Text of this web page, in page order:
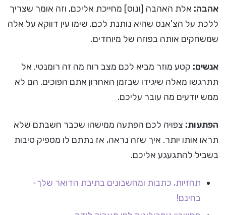
אהבה: אלת האהבה [ונוס] מחייכת אליכם, וזה אומר שצריך
ללכת על הצ'אנס שהיא נותנת לכם. שימו עין דווקא על אלה
שמשחקים אותה בפוזה של מיוחדים.
אנשים: קטע מוזר מביא לכם מצב רוח מה זה רומנטי. אל
תתרגשו מאלה שיגידו שבזמן האחרון אתם הפוכים. הם לא
ממש יודעים מה עובר עליכם.
הפתעות: צפויה לכם הפתעה ממישהו שכבר חשבתם שלא
תראו אותו יותר. איך שזה נראה, אז נתתם לו מספיק סיבות
בשביל להתגעגע אליכם.
תחזיות, כתבות ומחשבונים בתיבת הדואר שלך-
בחינם!